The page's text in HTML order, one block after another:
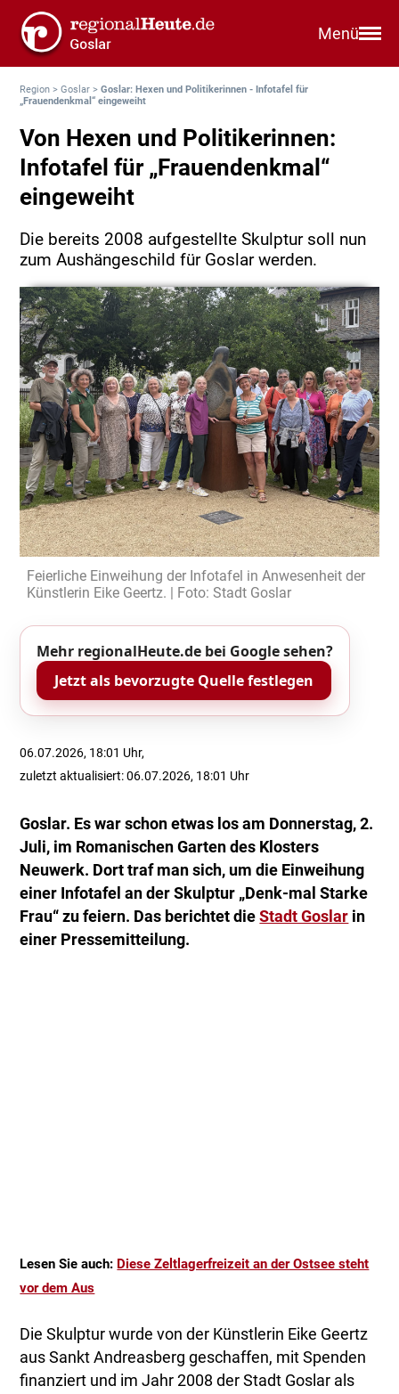
Menü
Region >Goslar >Goslar: Hexen und Politikerinnen - Infotafel für
„Frauendenkmal“ eingeweiht
Von Hexen und Politikerinnen:
Infotafel für „Frauendenkmal“
eingeweiht
Die bereits 2008 aufgestellte Skulptur soll nun
zum Aushängeschild für Goslar werden.
Feierliche Einweihung der Infotafel in Anwesenheit der
Künstlerin Eike Geertz. | Foto: Stadt Goslar
Mehr regionalHeute.de bei Google sehen?
Jetzt als bevorzugte Quelle festlegen
06.07.2026, 18:01 Uhr,
zuletzt aktualisiert: 06.07.2026, 18:01 Uhr
Goslar. Es war schon etwas los am Donnerstag, 2.
Juli, im Romanischen Garten des Klosters
Neuwerk. Dort traf man sich, um die Einweihung
einer Infotafel an der Skulptur „Denk-mal Starke
Frau“ zu feiern. Das berichtet dieStadt Goslar in
einer Pressemitteilung.
Lesen Sie auch: Diese Zeltlagerfreizeit an der Ostsee steht
vor dem Aus
Die Skulptur wurde von der Künstlerin Eike Geertz
aus Sankt Andreasberg geschaffen, mit Spenden
finanziert und im Jahr 2008 der Stadt Goslar als